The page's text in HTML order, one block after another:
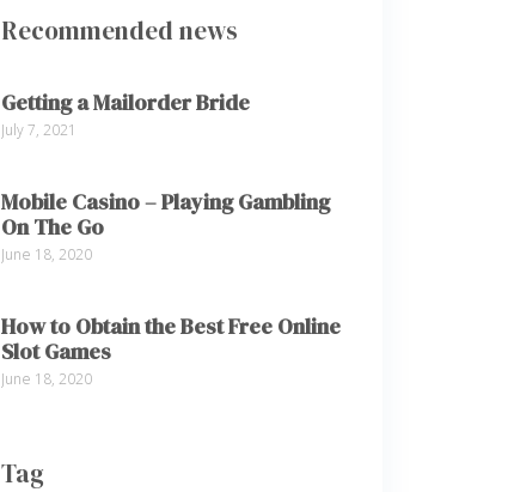
Recommended news
Getting a Mailorder Bride
July 7, 2021
Mobile Casino – Playing Gambling
On The Go
June 18, 2020
How to Obtain the Best Free Online
Slot Games
June 18, 2020
Tag